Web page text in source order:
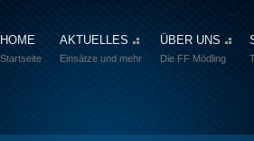
HOME
Startseite
AKTUELLES
Einsätze und mehr
ÜBER UNS
Die FF Mödling